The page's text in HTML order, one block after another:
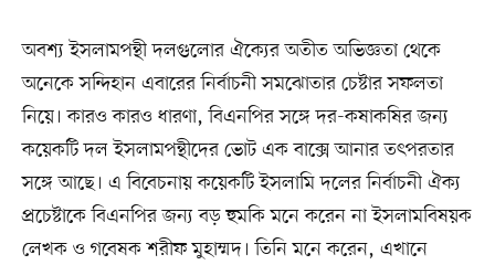
অবশ্য ইসলামপন্থী দলগুলোর ঐক্যের অতীত অভিজ্ঞতা থেকে
অনেকে সন্দিহান এবারের নির্বাচনী সমঝোতার চেষ্টার সফলতা
নিয়ে। কারও কারও ধারণা, বিএনপির সঙ্গে দর-কষাকষির জন্য
কয়েকটি দল ইসলামপন্থীদের ভোট এক বাক্সে আনার তৎপরতার
সঙ্গে আছে। এ বিবেচনায় কয়েকটি ইসলামি দলের নির্বাচনী ঐক্য
প্রচেষ্টাকে বিএনপির জন্য বড় হুমকি মনে করেন না ইসলামবিষয়ক
লেখক ও গবেষক শরীফ মুহাম্মদ। তিনি মনে করেন, এখানে